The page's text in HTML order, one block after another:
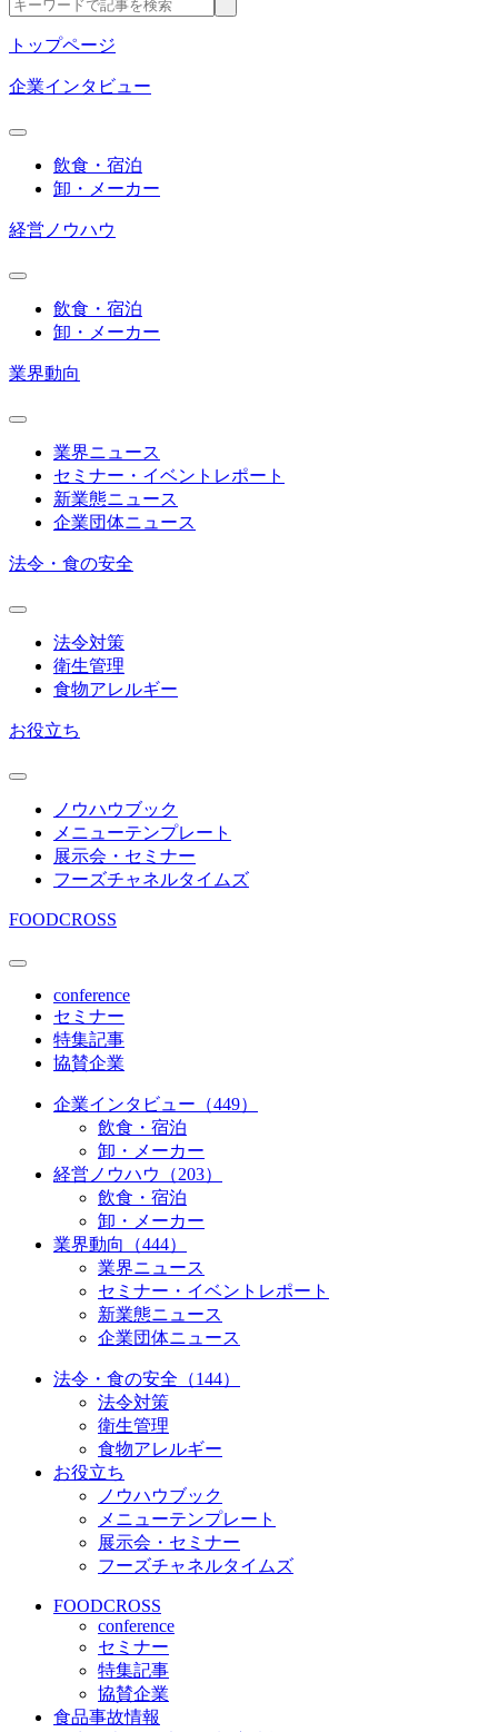
トップページ
企業インタビュー
飲食・宿泊
卸・メーカー
経営ノウハウ
飲食・宿泊
卸・メーカー
業界動向
業界ニュース
セミナー・イベントレポート
新業態ニュース
企業団体ニュース
法令・食の安全
法令対策
衛生管理
食物アレルギー
お役立ち
ノウハウブック
メニューテンプレート
展示会・セミナー
フーズチャネルタイムズ
FOODCROSS
conference
セミナー
特集記事
協賛企業
企業インタビュー（449）
飲食・宿泊
卸・メーカー
経営ノウハウ（203）
飲食・宿泊
卸・メーカー
業界動向（444）
業界ニュース
セミナー・イベントレポート
新業態ニュース
企業団体ニュース
法令・食の安全（144）
法令対策
衛生管理
食物アレルギー
お役立ち
ノウハウブック
メニューテンプレート
展示会・セミナー
フーズチャネルタイムズ
FOODCROSS
conference
セミナー
特集記事
協賛企業
食品事故情報